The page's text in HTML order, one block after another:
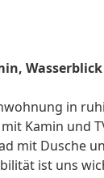
in
Kamin und
mit Dusche
ist uns